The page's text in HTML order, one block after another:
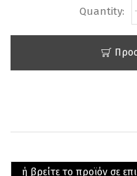
ή βρείτε το προϊόν σε